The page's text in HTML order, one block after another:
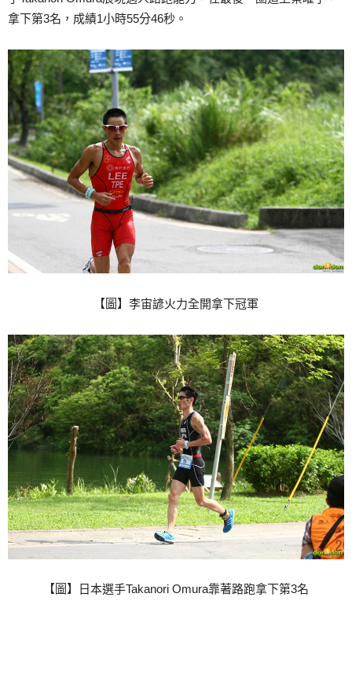
拿下第3名，成績1小時55分46秒。
【圖】李宙諺火力全開拿下冠軍
【圖】日本選手Takanori Omura靠著路跑拿下第3名